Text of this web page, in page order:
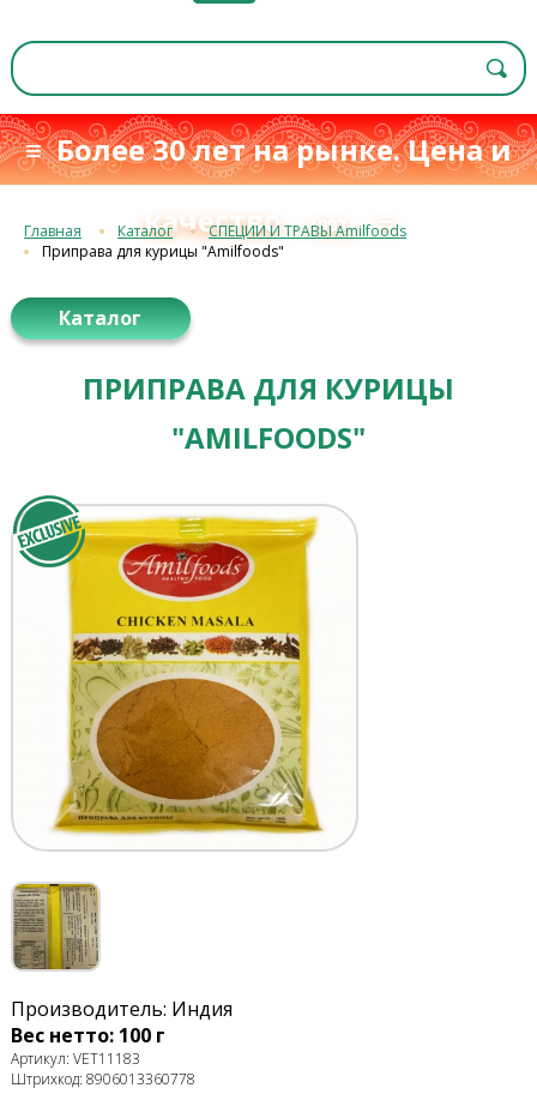
≡ Более 30 лет на рынке. Цена и
качествос 1993 г.≡
Главная Каталог
СПЕЦИИ И ТРАВЫ Amilfoods
Приправа для курицы "Amilfoods"
Каталог
ПРИПРАВА ДЛЯ КУРИЦЫ
"AMILFOODS"
Производитель: Индия
Вес нетто: 100 г
Артикул: VET11183
Штрихкод: 8906013360778